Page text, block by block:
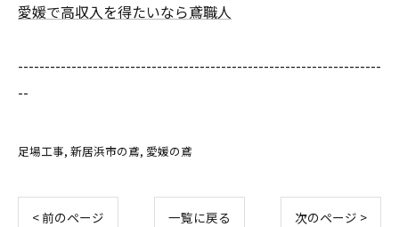
愛媛で高収入を得たいなら鳶職人
--------------------------------------------------------------------
--
足場工事 新居浜市の鳶 愛媛の鳶
< 前のページ 一覧に戻る 次のページ >